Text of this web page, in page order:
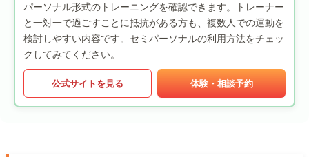
パーソナル形式のトレーニングを確認できます。トレーナー
と一対一で過ごすことに抵抗がある方も、複数人での運動を
検討しやすい内容です。セミパーソナルの利用方法をチェッ
クしてみてください。
公式サイトを見る 体験・相談予約